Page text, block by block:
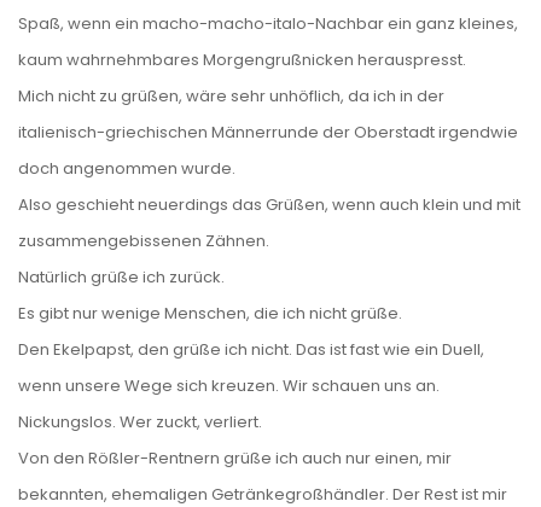
Spaß, wenn ein macho-macho-italo-Nachbar ein ganz kleines,
kaum wahrnehmbares Morgengrußnicken herauspresst.
Mich nicht zu grüßen, wäre sehr unhöflich, da ich in der
italienisch-griechischen Männerrunde der Oberstadt irgendwie
doch angenommen wurde.
Also geschieht neuerdings das Grüßen, wenn auch klein und mit
zusammengebissenen Zähnen.
Natürlich grüße ich zurück.
Es gibt nur wenige Menschen, die ich nicht grüße.
Den Ekelpapst, den grüße ich nicht. Das ist fast wie ein Duell,
wenn unsere Wege sich kreuzen. Wir schauen uns an.
Nickungslos. Wer zuckt, verliert.
Von den Rößler-Rentnern grüße ich auch nur einen, mir
bekannten, ehemaligen Getränkegroßhändler. Der Rest ist mir